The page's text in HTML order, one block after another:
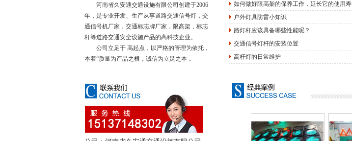
河南省久安通交通设施有限公司创建于2006
年，是专业开发、生产从事道路交通信号灯，交
通信号机厂家，交通标志牌厂家，限高架，标志
杆等道路交通安全设施产品的高科技企业。
公司立足于 高起点，以严格的管理为依托，
本着“质量为产品之根，诚信为立足之本，
如何做好限高架的保养工作，延长它的使用寿
户外灯具防雷小知识
路灯杆应该具备哪些性能呢？
交通信号灯杆的安装位置
高杆灯的日常维护